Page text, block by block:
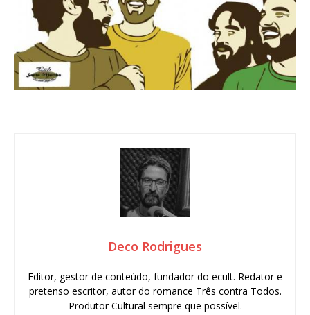
Deco Rodrigues
Editor, gestor de conteúdo, fundador do ecult. Redator e
pretenso escritor, autor do romance Três contra Todos.
Produtor Cultural sempre que possível.